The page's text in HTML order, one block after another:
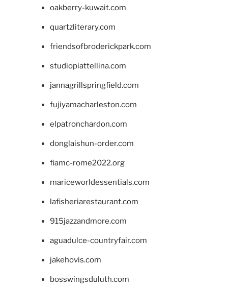
oakberry-kuwait.com
quartzliterary.com
friendsofbroderickpark.com
studiopiattellina.com
jannagrillspringfield.com
fujiyamacharleston.com
elpatronchardon.com
donglaishun-order.com
fiamc-rome2022.org
mariceworldessentials.com
lafisheriarestaurant.com
915jazzandmore.com
aguadulce-countryfair.com
jakehovis.com
bosswingsduluth.com